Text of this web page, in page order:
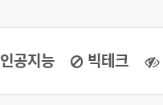
인공지능 빅테크